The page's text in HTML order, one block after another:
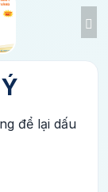
để lại dấu